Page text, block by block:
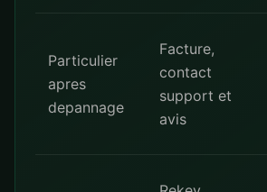
Particulier
apres
depannage
Facture,
contact
support et
avis